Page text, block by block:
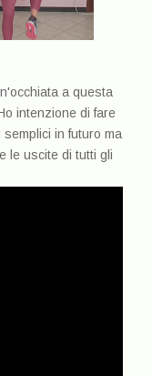
a questa
intenzione di fare
in futuro ma
le uscite di tutti gli